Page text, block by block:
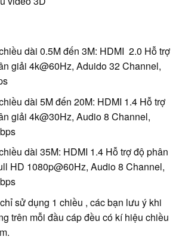
dài 0.5M đến 3M: HDMI 2.0 Hỗ trợ
giải 4k@60Hz, Aduido 32 Channel,
dài 5M đến 20M: HDMI 1.4 Hỗ trợ
giải 4k@30Hz, Audio 8 Channel,
dài 35M: HDMI 1.4 Hỗ trợ độ phân
HD 1080p@60Hz, Audio 8 Channel,
sử dụng 1 chiều , các bạn lưu ý khi
trên mỗi đầu cáp đều có kí hiệu chiều